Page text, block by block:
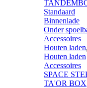
Standaard
Binnenlade
Onder
Accessoires
Houten laden
Houten laden
Accessoires
SPACE
TA'OR BOX